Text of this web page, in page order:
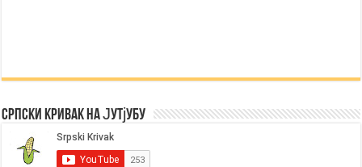
Српски Кривак на Јутјубу